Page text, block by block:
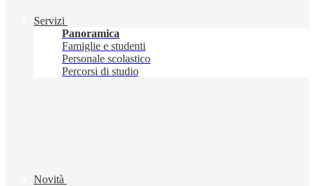
Servizi
Panoramica
Famiglie e studenti
Personale scolastico
Percorsi di studio
Novità